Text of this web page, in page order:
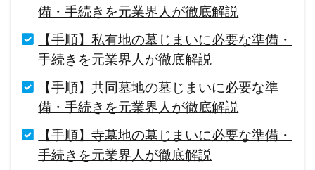
備・手続きを元業界人が徹底解説
【手順】私有地の墓じまいに必要な準備・
手続きを元業界人が徹底解説
【手順】共同墓地の墓じまいに必要な準
備・手続きを元業界人が徹底解説
【手順】寺墓地の墓じまいに必要な準備・
手続きを元業界人が徹底解説